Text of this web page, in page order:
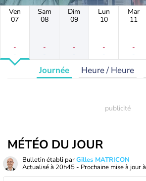
Ven
07
-
-
Sam
08
-
-
Dim
09
-
-
Lun
10
-
-
Mar
11
-
-
Journée Heure / Heure
MÉTÉO DU JOUR
Bulletin établi parGilles MATRICON
Actualisé à 20h45 - Prochaine mise à jour à